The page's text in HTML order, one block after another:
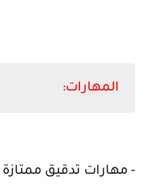
المهارات:
- مهارات تدقيق ممتازة